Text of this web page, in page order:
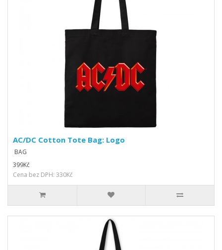
AC/DC Cotton Tote Bag: Logo
BAG
399Kč
Cena bez DPH: 330Kč